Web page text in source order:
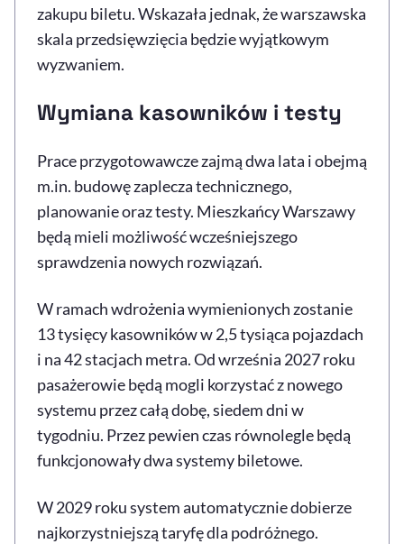
zakupu biletu. Wskazała jednak, że warszawska
skala przedsięwzięcia będzie wyjątkowym
wyzwaniem.
Wymiana kasowników i testy
Prace przygotowawcze zajmą dwa lata i obejmą
m.in. budowę zaplecza technicznego,
planowanie oraz testy. Mieszkańcy Warszawy
będą mieli możliwość wcześniejszego
sprawdzenia nowych rozwiązań.
W ramach wdrożenia wymienionych zostanie
13 tysięcy kasowników w 2,5 tysiąca pojazdach
i na 42 stacjach metra. Od września 2027 roku
pasażerowie będą mogli korzystać z nowego
systemu przez całą dobę, siedem dni w
tygodniu. Przez pewien czas równolegle będą
funkcjonowały dwa systemy biletowe.
W 2029 roku system automatycznie dobierze
najkorzystniejszą taryfę dla podróżnego.